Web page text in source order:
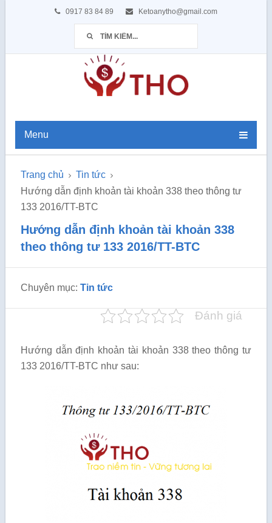
0917 83 84 89 Ketoanytho@gmail.com
Menu
Trang chủ
Tin tức
Hướng dẫn định khoản tài khoản 338 theo thông tư
133 2016/TT-BTC
Hướng dẫn định khoản tài khoản 338
theo thông tư 133 2016/TT-BTC
Chuyên mục: Tin tức
Đánh giá
Hướng dẫn định khoản tài khoản 338 theo thông tư
133 2016/TT-BTC như sau: